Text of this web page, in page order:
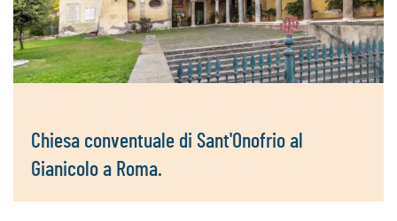
Chiesa conventuale di Sant'Onofrio al
Gianicolo a Roma.